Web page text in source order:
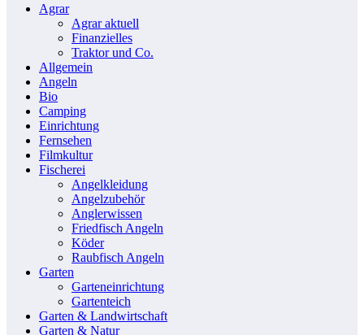
Agrar
Agrar aktuell
Finanzielles
Traktor und Co.
Allgemein
Angeln
Bio
Camping
Einrichtung
Fernsehen
Filmkultur
Fischerei
Angelkleidung
Angelzubehör
Anglerwissen
Friedfisch Angeln
Köder
Raubfisch Angeln
Garten
Garteneinrichtung
Gartenteich
Garten & Landwirtschaft
Garten & Natur